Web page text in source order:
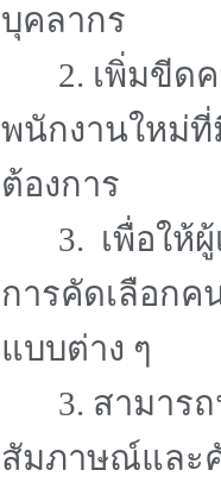
บุคลากร
2. เพิ่มขีด
พนักงานใหม่
ต้องการ
3. เพื่อให้
การคัดเลือก
แบบต่าง ๆ
3. สามาร
สัมภาษณ์และ